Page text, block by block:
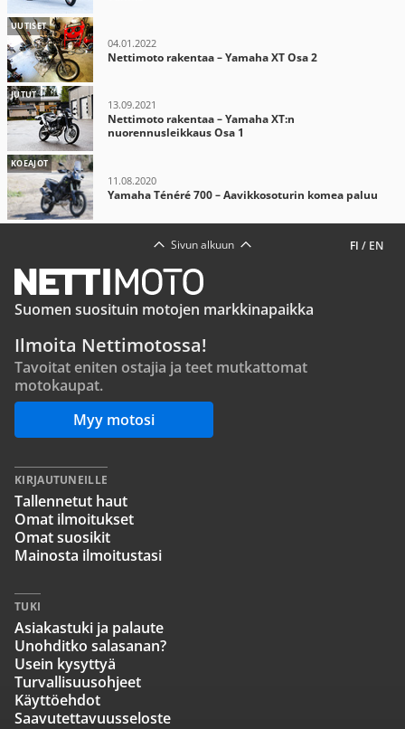
UUTISET
04.01.2022
Nettimoto rakentaa – Yamaha XT Osa 2
JUTUT
13.09.2021
Nettimoto rakentaa – Yamaha XT:n
nuorennusleikkaus Osa 1
KOEAJOT
11.08.2020
Yamaha Ténéré 700 – Aavikkosoturin komea paluu
FI / EN
Sivun alkuun
Suomen suosituin motojen markkinapaikka
Ilmoita Nettimotossa!
Tavoitat eniten ostajia ja teet mutkattomat
motokaupat.
Myy motosi
KIRJAUTUNEILLE
Tallennetut haut
Omat ilmoitukset
Omat suosikit
Mainosta ilmoitustasi
TUKI
Asiakastuki ja palaute
Unohditko salasanan?
Usein kysyttyä
Turvallisuusohjeet
Käyttöehdot
Saavutettavuusseloste